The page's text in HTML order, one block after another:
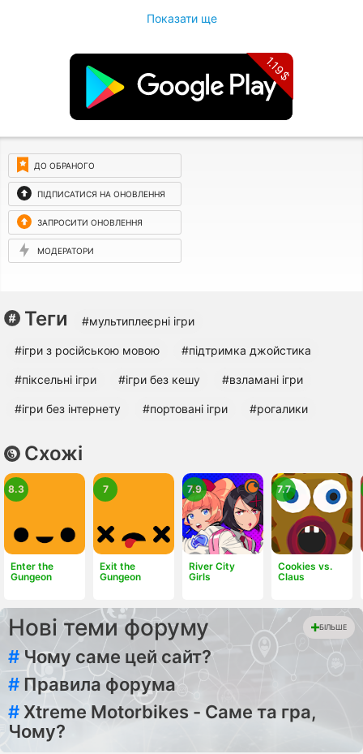
Показати ще
1.19$
ДО ОБРАНОГО
ПІДПИСАТИСЯ НА ОНОВЛЕННЯ
ЗАПРОСИТИ ОНОВЛЕННЯ
МОДЕРАТОРИ
Теги #мультиплеєрні ігри
#ігри з російською мовою #підтримка джойстика
#піксельні ігри #ігри без кешу #взламані ігри
#ігри без інтернету #портовані ігри #рогалики
Схожі
Enter the
Gungeon
8.3
Exit the
Gungeon
7
River City
Girls
7.9
Cookies vs.
Claus
7.7
Нові теми форуму БІЛЬШЕ
# Чому саме цей сайт?
# Правила форума
# Xtreme Motorbikes - Саме та гра,
Чому?